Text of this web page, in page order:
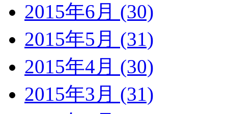
2015年6月 (30)
2015年5月 (31)
2015年4月 (30)
2015年3月 (31)